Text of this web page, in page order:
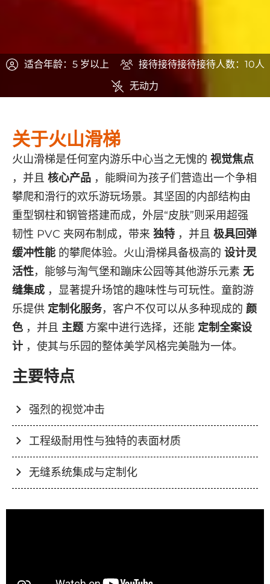
适合年龄：5 岁以上
接待接待接待接待人数：10人
无动力
关于火山滑梯
火山滑梯是任何室内游乐中心当之无愧的 视觉焦点
，并且 核心产品 ，能瞬间为孩子们营造出一个争相
攀爬和滑行的欢乐游玩场景。其坚固的内部结构由
重型钢柱和钢管搭建而成，外层“皮肤”则采用超强
韧性 PVC 夹网布制成，带来 独特 ，并且 极具回弹
缓冲性能 的攀爬体验。火山滑梯具备极高的 设计灵
活性，能够与淘气堡和蹦床公园等其他游乐元素 无
缝集成 ，显著提升场馆的趣味性与可玩性。童韵游
乐提供 定制化服务，客户不仅可以从多种现成的 颜
色 ，并且 主题方案中进行选择，还能 定制全案设
计 ，使其与乐园的整体美学风格完美融为一体。
主要特点
强烈的视觉冲击
工程级耐用性与独特的表面材质
无缝系统集成与定制化